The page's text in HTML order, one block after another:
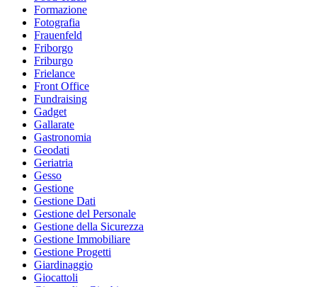
Formazione
Fotografia
Frauenfeld
Friborgo
Friburgo
Frielance
Front Office
Fundraising
Gadget
Gallarate
Gastronomia
Geodati
Geriatria
Gesso
Gestione
Gestione Dati
Gestione del Personale
Gestione della Sicurezza
Gestione Immobiliare
Gestione Progetti
Giardinaggio
Giocattoli